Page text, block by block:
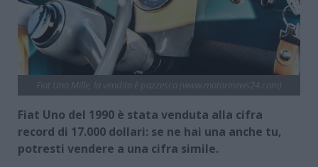
Fiat Uno del 1990 è stata venduta alla cifra
record di 17.000 dollari: se ne hai una anche tu,
potresti vendere a una cifra simile.